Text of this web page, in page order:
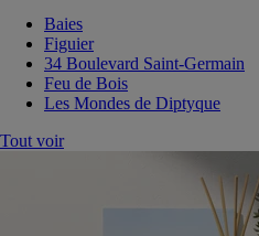
Baies
Figuier
34 Boulevard Saint-Germain
Feu de Bois
Les Mondes de Diptyque
Tout voir